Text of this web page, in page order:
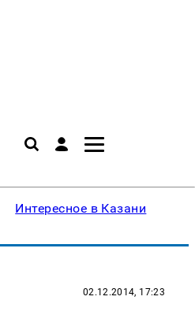
Интересное в Казани
02.12.2014, 17:23